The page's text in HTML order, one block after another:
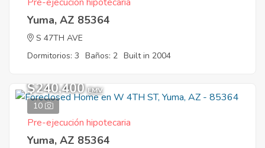
Yuma, AZ 85364
S 47TH AVE
Dormitorios: 3 Baños: 2 Built in 2004
10
$240,400 EMV
Pre-ejecución hipotecaria
Yuma, AZ 85364